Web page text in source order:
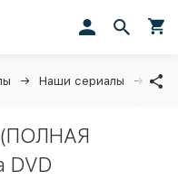
Наши сериалы